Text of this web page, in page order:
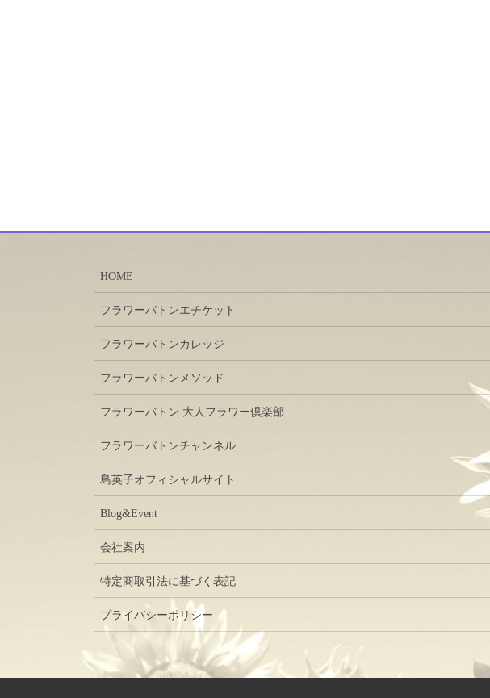
HOME
フラワーバトンエチケット
フラワーバトンカレッジ
フラワーバトンメソッド
フラワーバトン 大人フラワー倶楽部
フラワーバトンチャンネル
島英子オフィシャルサイト
Blog&Event
会社案内
特定商取引法に基づく表記
プライバシーポリシー